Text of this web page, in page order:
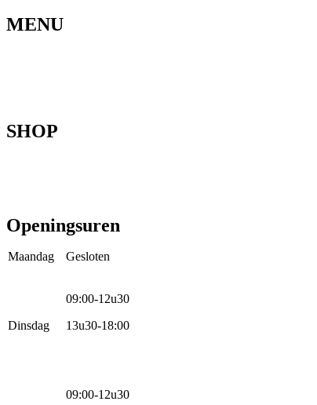
MENU
SHOP
Openingsuren
Maandag Gesloten
Dinsdag
09:00-12u30
13u30-18:00
09:00-12u30